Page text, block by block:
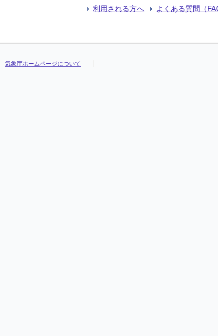
利用される方へ よくある質問（
気象庁ホームページについて